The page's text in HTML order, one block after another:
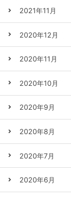
2021年11月
2020年12月
2020年11月
2020年10月
2020年9月
2020年8月
2020年7月
2020年6月